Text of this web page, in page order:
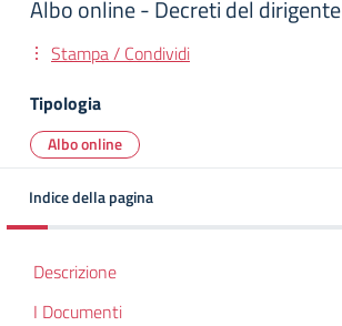
Albo online - Decreti del dirigente
Stampa / Condividi
Tipologia
Albo online
Indice della pagina
Descrizione
I Documenti